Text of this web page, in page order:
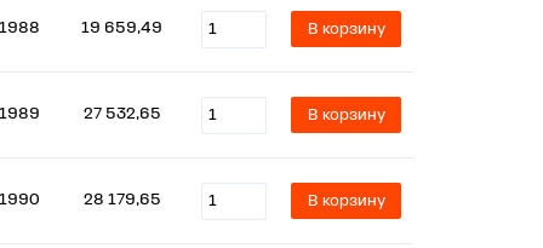
19 659,49 В корзину
27 532,65 В корзину
28 179,65 В корзину